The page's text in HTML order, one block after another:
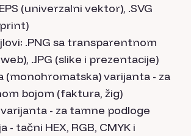
(univerzalni vektor), .SVG
.PNG sa transparentnom
.JPG (slike i prezentacije)
(monohromatska) varijanta - za
bojom (faktura, žig)
- za tamne podloge
- tačni HEX, RGB, CMYK i